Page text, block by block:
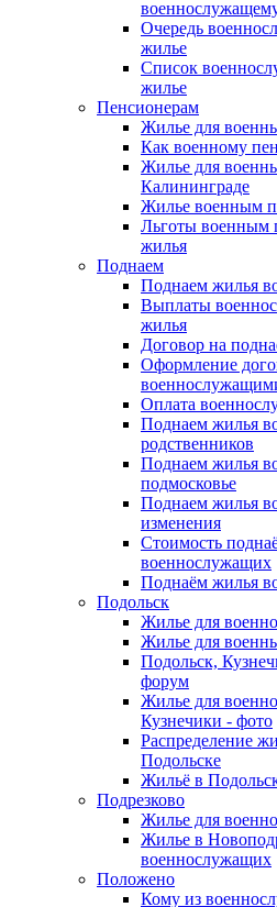
Очередь
жилье
Список
жилье
Пенсионерам
Жилье для
Как военному
Жилье для
Калининграде
Жилье военным
Льготы военным
жилья
Поднаем
Поднаем жилья
Выплаты
жилья
Договор на
Оформление
Оплата
Поднаем жилья
родственников
Поднаем жилья
подмосковье
Поднаем жилья
изменения
Стоимость
военнослужащих
Поднаём жилья
Подольск
Жилье для
Жилье для
Подольск,
форум
Жилье для
Кузнечики - фото
Распределение
Подольске
Жильё в
Подрезково
Жилье для
Жилье в
военнослужащих
Положено
Кому из